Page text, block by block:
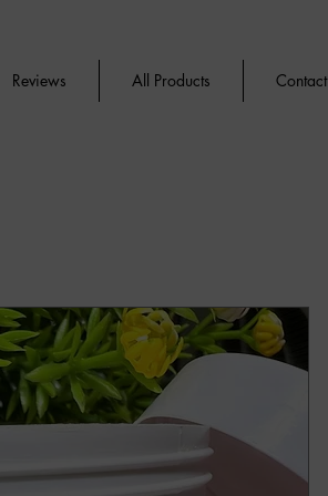
Reviews All Products Contact